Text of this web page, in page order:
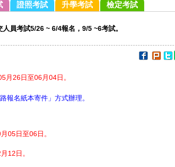
證照考試 升學考試 檢定考試
人員考試5/26 ~ 6/4報名，9/5 ~6考試。
月26日至06月04日。
報名紙本寄件」方式辦理。
05日至06日。
12日。